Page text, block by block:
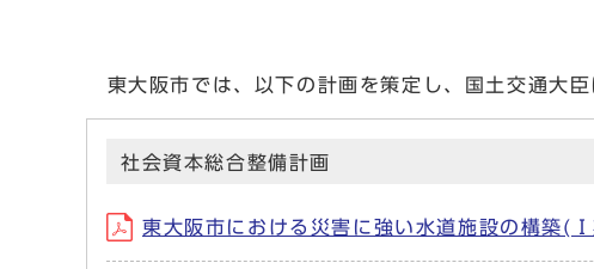
東大阪市では、以下の計画を策定し、国土交通大臣
社会資本総合整備計画
東大阪市における災害に強い水道施設の構築